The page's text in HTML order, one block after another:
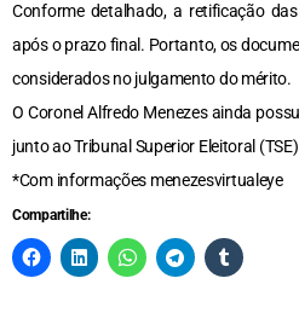
Conforme detalhado, a retificação
após o prazo final. Portanto, os
considerados no julgamento do mérito.
O Coronel Alfredo Menezes ainda
junto ao Tribunal Superior Eleitoral
*Com informações menezesvirtualeye
Compartilhe: